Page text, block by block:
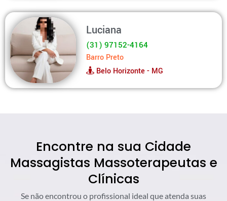
Luciana
(31) 97152-4164
Barro Preto
Belo Horizonte - MG
Encontre na sua Cidade
Massagistas Massoterapeutas e
Clínicas
Se não encontrou o profissional ideal que atenda suas